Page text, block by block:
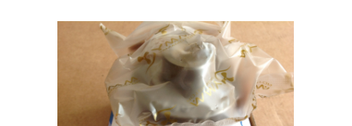
Пропустить галерею изображений